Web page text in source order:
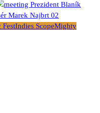
FestIndies ScopeMighty